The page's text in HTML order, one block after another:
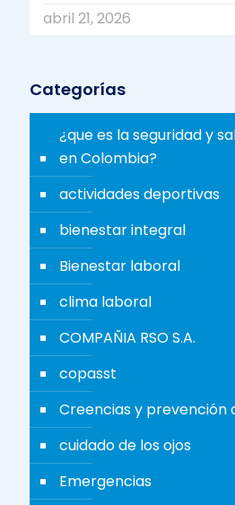
abril 21, 2026
Categorías
¿que es la seguridad y
en Colombia?
actividades deportivas
bienestar integral
Bienestar laboral
clima laboral
COMPAÑIA RSO S.A.
copasst
Creencias y prevención
cuidado de los ojos
Emergencias